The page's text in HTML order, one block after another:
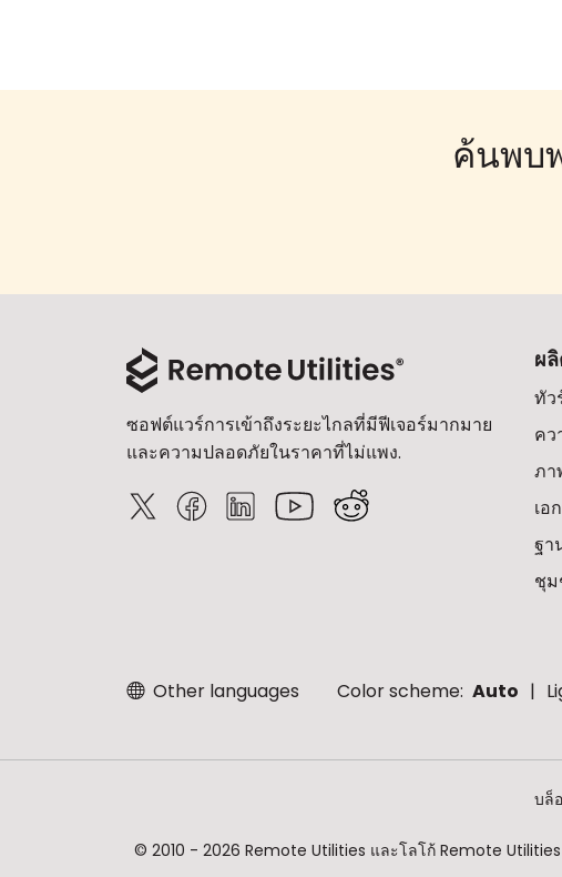
ค้นพบ
ซอฟต์แวร์การเข้าถึงระยะไกลที่มีฟีเจอร์มากมาย
และความปลอดภัยในราคาที่ไม่แพง.
ผ
ทัว
คว
ภา
เอ
ฐา
ชุ
Other languages Color scheme: Auto
บล็
© 2010 - 2026 Remote Utilities และโลโก้ Remote Utilities